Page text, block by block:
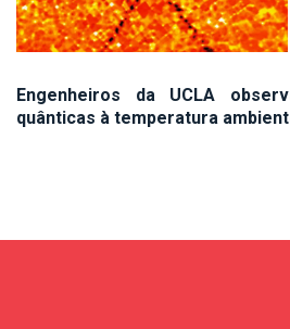
Engenheiros da UCLA
quânticas à temperatura